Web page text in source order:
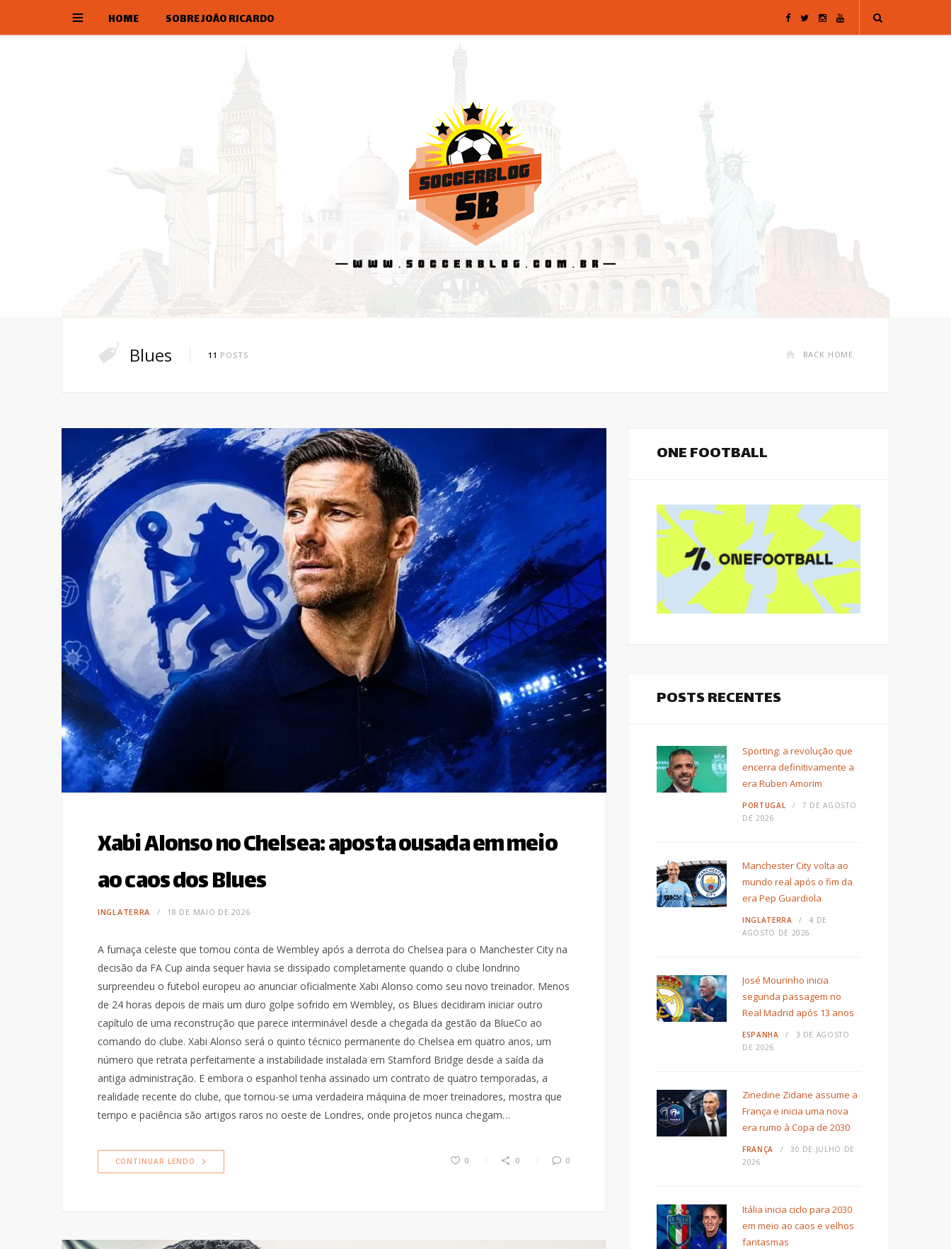
HOME SOBRE JOÃO RICARDO F
o
T
r
I
r
Y
Blues 11 POSTS BACK HOME
Xabi Alonso no Chelsea: aposta ousada em meio
ao caos dos Blues
INGLATERRA 18 DE MAIO DE 2026
A fumaça celeste que tomou conta de Wembley após a derrota do Chelsea para o Manchester City na
decisão da FA Cup ainda sequer havia se dissipado completamente quando o clube londrino
surpreendeu o futebol europeu ao anunciar oficialmente Xabi Alonso como seu novo treinador. Menos
de 24 horas depois de mais um duro golpe sofrido em Wembley, os Blues decidiram iniciar outro
capítulo de uma reconstrução que parece interminável desde a chegada da gestão da BlueCo ao
comando do clube. Xabi Alonso será o quinto técnico permanente do Chelsea em quatro anos, um
número que retrata perfeitamente a instabilidade instalada em Stamford Bridge desde a saída da
antiga administração. E embora o espanhol tenha assinado um contrato de quatro temporadas, a
realidade recente do clube, que tornou-se uma verdadeira máquina de moer treinadores, mostra que
tempo e paciência são artigos raros no oeste de Londres, onde projetos nunca chegam…
CONTINUAR LENDO 0 0 0
ONE FOOTBALL
POSTS RECENTES
Sporting: a revolução que
encerra definitivamente a
era Ruben Amorim
PORTUGAL
7 DE AGOSTO
DE 2026
Manchester City volta ao
mundo real após o fim da
era Pep Guardiola
INGLATERRA
4 DE
AGOSTO DE 2026
José Mourinho inicia
segunda passagem no
Real Madrid após 13 anos
ESPANHA
3 DE AGOSTO
DE 2026
Zinedine Zidane assume a
França e inicia uma nova
era rumo à Copa de 2030
FRANÇA
30 DE JULHO DE
2026
Itália inicia ciclo para 2030
em meio ao caos e velhos
fantasmas